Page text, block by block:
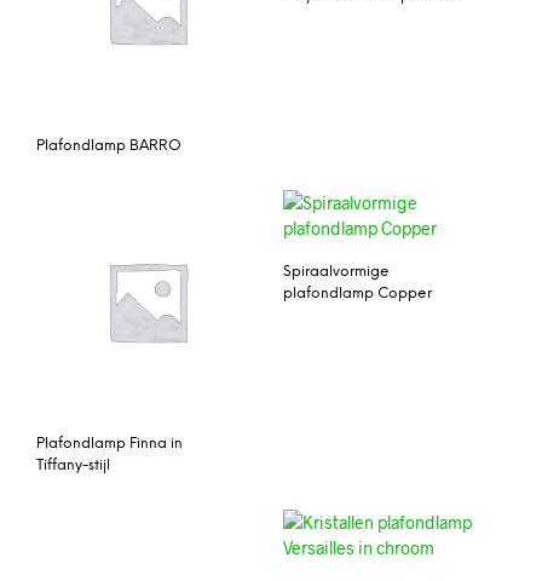
Plafondlamp BARRO
Plafondlamp Finna in
Tiffany-stijl
Spiraalvormige
plafondlamp Copper